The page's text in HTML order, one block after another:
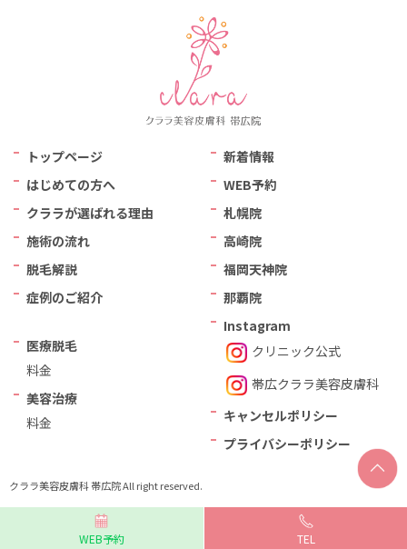
WEB予約 TEL
トップページ
はじめての方へ
クララが選ばれる理由
施術の流れ
脱毛解説
症例のご紹介
医療脱毛
料金
美容治療
料金
新着情報
WEB予約
札幌院
高崎院
福岡天神院
那覇院
Instagram
クリニック公式
帯広クララ美容⽪膚科
キャンセルポリシー
プライバシーポリシー
クララ美容皮膚科 帯広院 All right reserved.